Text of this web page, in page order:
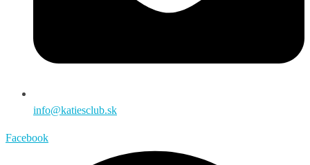
info@katiesclub.sk
Facebook